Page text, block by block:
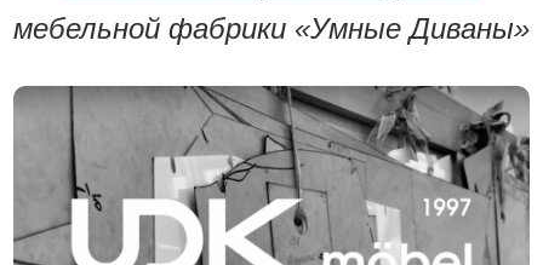
мебельной фабрики «Умные Диваны»